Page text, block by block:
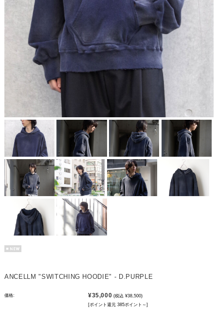
ANCELLM "SWITCHING HOODIE" - D.PURPLE
価格: ¥35,000 (税込 ¥38,500)
[ポイント還元 385ポイント～]